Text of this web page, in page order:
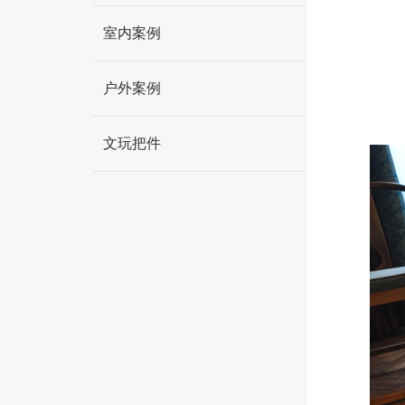
室内案例
户外案例
文玩把件